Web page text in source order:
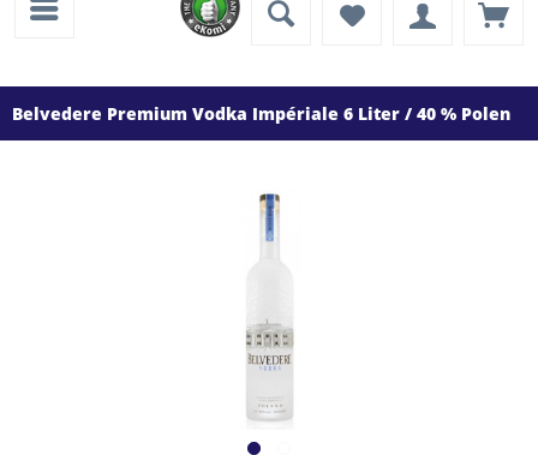
Belvedere Premium Vodka Impériale 6 Liter / 40 % Polen